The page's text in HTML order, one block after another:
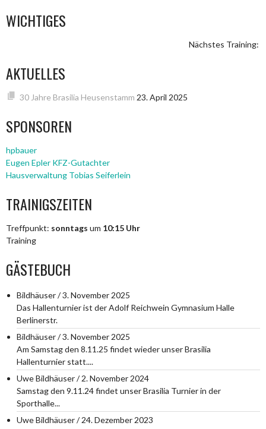
WICHTIGES
Nächstes Training:
AKTUELLES
30 Jahre Brasilia Heusenstamm 23. April 2025
SPONSOREN
hpbauer
Eugen Epler KFZ-Gutachter
Hausverwaltung Tobias Seiferlein
TRAINIGSZEITEN
Treffpunkt: sonntags um 10:15 Uhr
Training
GÄSTEBUCH
Bildhäuser/3. November 2025
Das Hallenturnier ist der Adolf Reichwein Gymnasium Halle
Berlinerstr.
Bildhäuser/3. November 2025
Am Samstag den 8.11.25 findet wieder unser Brasilia
Hallenturnier statt....
Uwe Bildhäuser/2. November 2024
Samstag den 9.11.24 findet unser Brasilia Turnier in der
Sporthalle...
Uwe Bildhäuser/24. Dezember 2023